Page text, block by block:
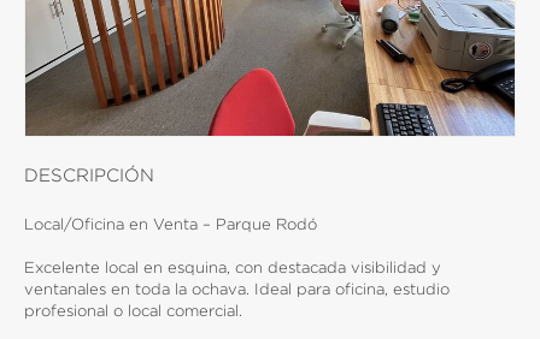
DESCRIPCIÓN
Local/Oficina en Venta – Parque Rodó
Excelente local en esquina, con destacada visibilidad y
ventanales en toda la ochava. Ideal para oficina, estudio
profesional o local comercial.